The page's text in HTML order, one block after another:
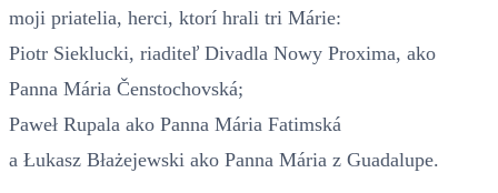
moji priatelia, herci, ktorí hrali tri Márie:
Piotr Sieklucki, riaditeľ Divadla Nowy Proxima, ako
Panna Mária Čenstochovská;
Paweł Rupala ako Panna Mária Fatimská
a Łukasz Błażejewski ako Panna Mária z Guadalupe.